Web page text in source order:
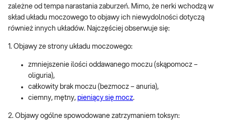
zależne od tempa narastania zaburzeń. Mimo, że nerki wchodzą w
skład układu moczowego to objawy ich niewydolności dotyczą
również innych układów. Najczęściej obserwuje się:
1. Objawy ze strony układu moczowego:
zmniejszenie ilości oddawanego moczu (skąpomocz –
oliguria),
całkowity brak moczu (bezmocz – anuria),
ciemny, mętny, pieniący się mocz.
2. Objawy ogólne spowodowane zatrzymaniem toksyn: